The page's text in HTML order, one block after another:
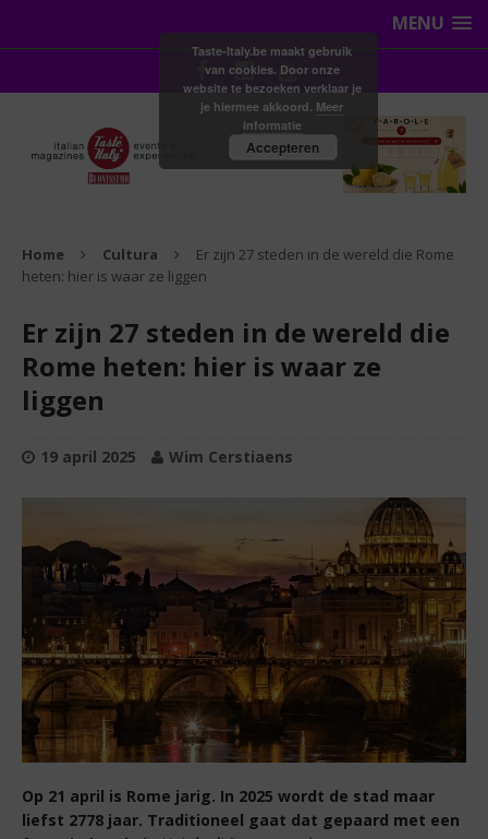
MENU
Home Cultura
Er zijn 27 steden in de wereld die Rome
heten: hier is waar ze liggen
Er zijn 27 steden in de wereld die
Rome heten: hier is waar ze
liggen
19 april 2025 Wim Cerstiaens
Op 21 april is Rome jarig. In 2025 wordt de stad maar
liefst 2778 jaar. Traditioneel gaat dat gepaard met een
Taste-Italy.be maakt gebruik
van cookies. Door onze
website te bezoeken verklaar je
je hiermee akkoord. Meer
informatie
Accepteren